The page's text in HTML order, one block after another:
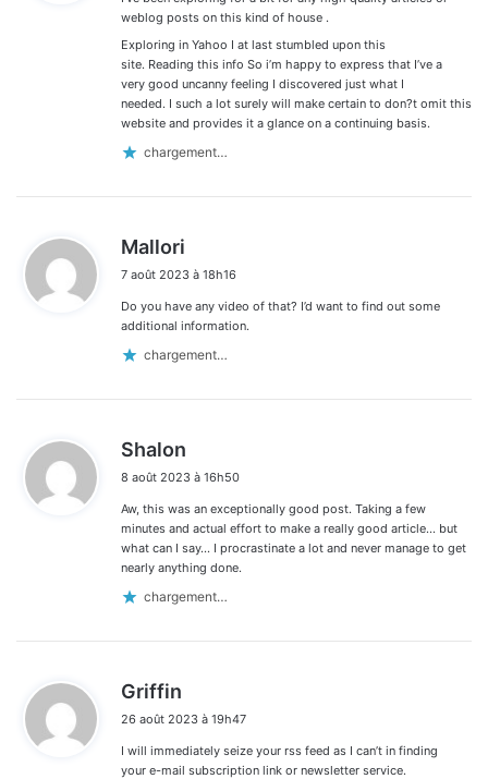
:
weblog posts on this kind of house .
Exploring in Yahoo I at last stumbled upon this
site. Reading this info So i’m happy to express that I’ve a
very good uncanny feeling I discovered just what I
needed. I such a lot surely will make certain to don?t omit this
website and provides it a glance on a continuing basis.
chargement…
Mallori
t
:
7 août 2023 à 18h16
Do you have any video of that? I’d want to find out some
additional information.
chargement…
Shalon
t
:
8 août 2023 à 16h50
Aw, this was an exceptionally good post. Taking a few
minutes and actual effort to make a really good article… but
what can I say… I procrastinate a lot and never manage to get
nearly anything done.
chargement…
Griffin
t
:
26 août 2023 à 19h47
I will immediately seize your rss feed as I can’t in finding
your e-mail subscription link or newsletter service.